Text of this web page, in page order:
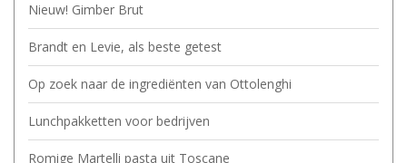
Nieuw! Gimber Brut
Brandt en Levie, als beste getest
Op zoek naar de ingrediënten van Ottolenghi
Lunchpakketten voor bedrijven
Romige Martelli pasta uit Toscane